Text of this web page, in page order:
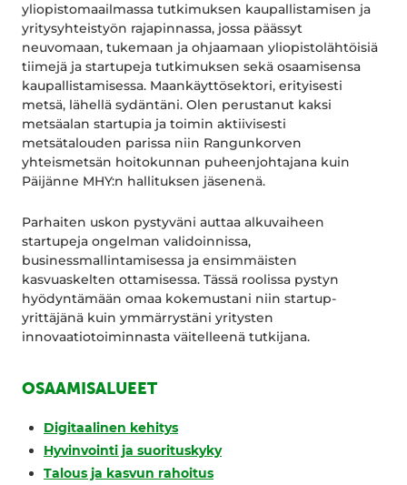
yliopistomaailmassa tutkimuksen kaupallistamisen ja
yritysyhteistyön rajapinnassa, jossa päässyt
neuvomaan, tukemaan ja ohjaamaan yliopistolähtöisiä
tiimejä ja startupeja tutkimuksen sekä osaamisensa
kaupallistamisessa. Maankäyttösektori, erityisesti
metsä, lähellä sydäntäni. Olen perustanut kaksi
metsäalan startupia ja toimin aktiivisesti
metsätalouden parissa niin Rangunkorven
yhteismetsän hoitokunnan puheenjohtajana kuin
Päijänne MHY:n hallituksen jäsenenä.
Parhaiten uskon pystyväni auttaa alkuvaiheen
startupeja ongelman validoinnissa,
businessmallintamisessa ja ensimmäisten
kasvuaskelten ottamisessa. Tässä roolissa pystyn
hyödyntämään omaa kokemustani niin startup-
yrittäjänä kuin ymmärrystäni yritysten
innovaatiotoiminnasta väitelleenä tutkijana.
OSAAMISALUEET
Digitaalinen kehitys
Hyvinvointi ja suorituskyky
Talous ja kasvun rahoitus